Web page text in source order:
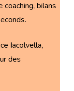
coaching, bilans
Iacolvella,
des